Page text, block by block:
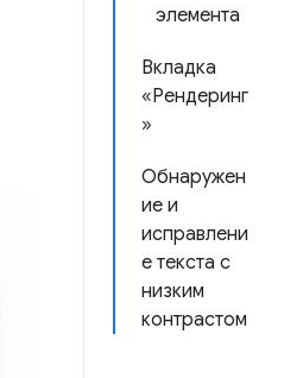
элемента
Вкладка
«Рендеринг
»
Обнаружен
ие и
исправлени
е текста с
низким
контрастом